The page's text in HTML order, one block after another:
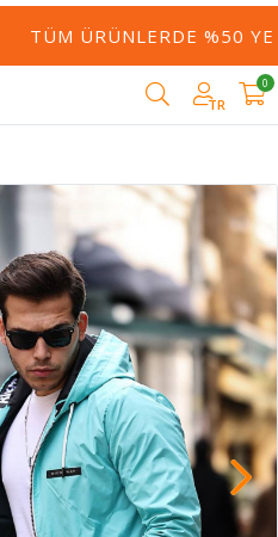
TÜM ÜRÜNLERDE %50 YE
TR
0